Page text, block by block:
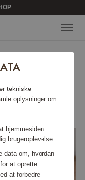
Sort
tekniske
oplysninger om
hjemmesiden
brugeroplevelse.
data om, hvordan
at oprette
at forbedre